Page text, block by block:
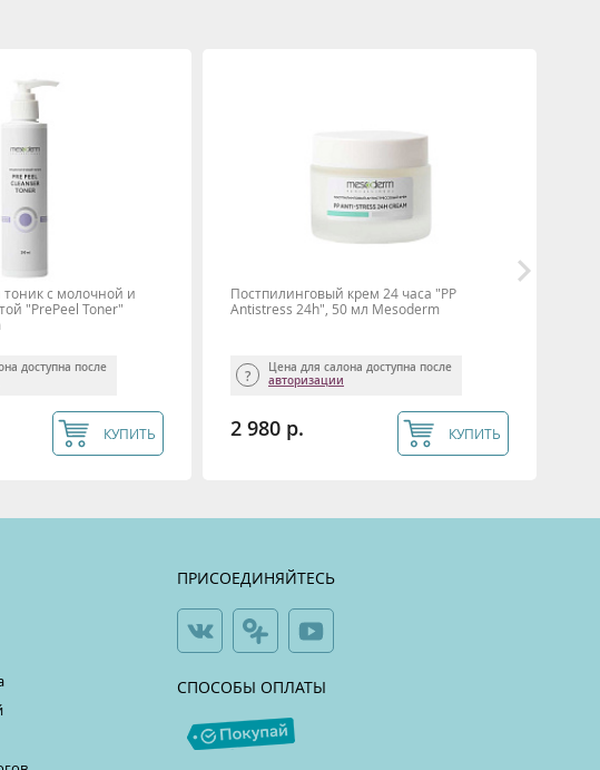
с молочной и
"PrePeel Toner"
доступна после
КУПИТЬ
Постпилинговый крем 24 часа "PP
Antistress 24h", 50 мл Mesoderm
Цена для салона доступна после
авторизации
2 980 р. КУПИТЬ
ПРИСОЕДИНЯЙТЕСЬ
СПОСОБЫ ОПЛАТЫ